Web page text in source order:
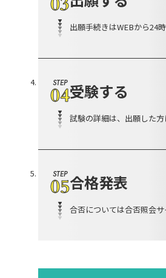
出願手続きはWEBから24
STEP
04受験する
試験の詳細は、出願した方
STEP
05合格発表
合否については合否照会サ